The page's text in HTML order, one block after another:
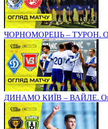
ЧОРНОМОРЕЦЬ – ТУРОН.
ДИНАМО КИЇВ – ВАЙЛЕ.